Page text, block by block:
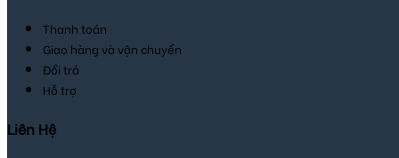
Thanh toán
Giao hàng và vận chuyển
Đổi trả
Hỗ trợ
Liên Hệ